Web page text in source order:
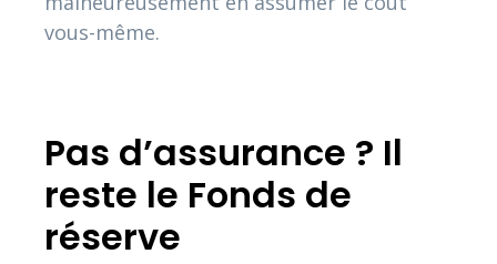
vous-même.
Pas d’assurance ? Il
reste le Fonds de
réserve